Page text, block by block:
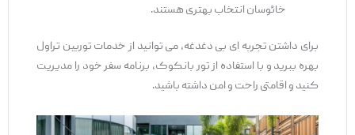
خائوسان انتخاب بهتری هستند.
برای داشتن تجربه ‌ای بی ‌دغدغه، می ‌توانید از خدمات توربین تراول
بهره ببرید و با استفاده از تور بانکوک، برنامه سفر خود را مدیریت
کنید و اقامتی راحت و امن داشته باشید.